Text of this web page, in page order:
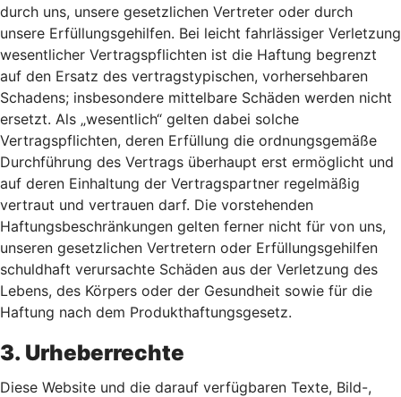
durch uns, unsere gesetzlichen Vertreter oder durch
unsere Erfüllungsgehilfen. Bei leicht fahrlässiger Verletzung
wesentlicher Vertragspflichten ist die Haftung begrenzt
auf den Ersatz des vertragstypischen, vorhersehbaren
Schadens; insbesondere mittelbare Schäden werden nicht
ersetzt. Als „wesentlich“ gelten dabei solche
Vertragspflichten, deren Erfüllung die ordnungsgemäße
Durchführung des Vertrags überhaupt erst ermöglicht und
auf deren Einhaltung der Vertragspartner regelmäßig
vertraut und vertrauen darf. Die vorstehenden
Haftungsbeschränkungen gelten ferner nicht für von uns,
unseren gesetzlichen Vertretern oder Erfüllungsgehilfen
schuldhaft verursachte Schäden aus der Verletzung des
Lebens, des Körpers oder der Gesundheit sowie für die
Haftung nach dem Produkthaftungsgesetz.
3. Urheberrechte
Diese Website und die darauf verfügbaren Texte, Bild-,